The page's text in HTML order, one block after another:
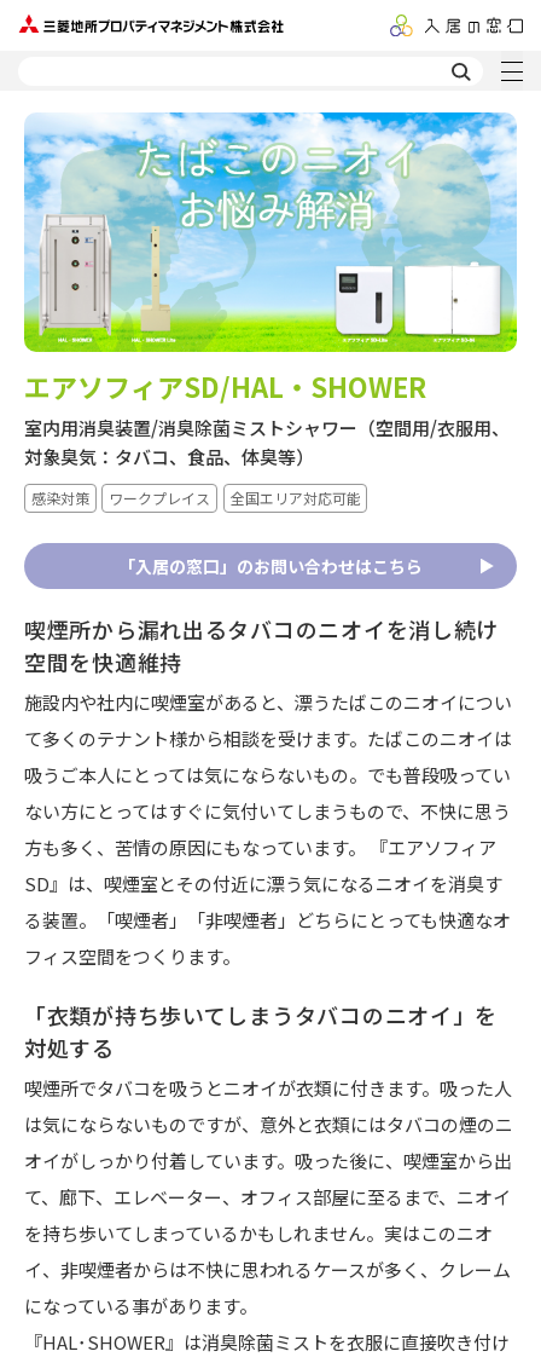
エアソフィアSD/HAL・SHOWER
室内用消臭装置/消臭除菌ミストシャワー（空間用/衣服用、
対象臭気：タバコ、食品、体臭等）
感染対策 ワークプレイス 全国エリア対応可能
「入居の窓口」のお問い合わせはこちら
喫煙所から漏れ出るタバコのニオイを消し続け
空間を快適維持
施設内や社内に喫煙室があると、漂うたばこのニオイについ
て多くのテナント様から相談を受けます。たばこのニオイは
吸うご本人にとっては気にならないもの。でも普段吸ってい
ない方にとってはすぐに気付いてしまうもので、不快に思う
方も多く、苦情の原因にもなっています。 『エアソフィア
SD』は、喫煙室とその付近に漂う気になるニオイを消臭す
る装置。「喫煙者」「非喫煙者」どちらにとっても快適なオ
フィス空間をつくります。
「衣類が持ち歩いてしまうタバコのニオイ」を
対処する
喫煙所でタバコを吸うとニオイが衣類に付きます。吸った人
は気にならないものですが、意外と衣類にはタバコの煙のニ
オイがしっかり付着しています。吸った後に、喫煙室から出
て、廊下、エレベーター、オフィス部屋に至るまで、ニオイ
を持ち歩いてしまっているかもしれません。実はこのニオ
イ、非喫煙者からは不快に思われるケースが多く、クレーム
になっている事があります。
『HAL･SHOWER』は消臭除菌ミストを衣服に直接吹き付け